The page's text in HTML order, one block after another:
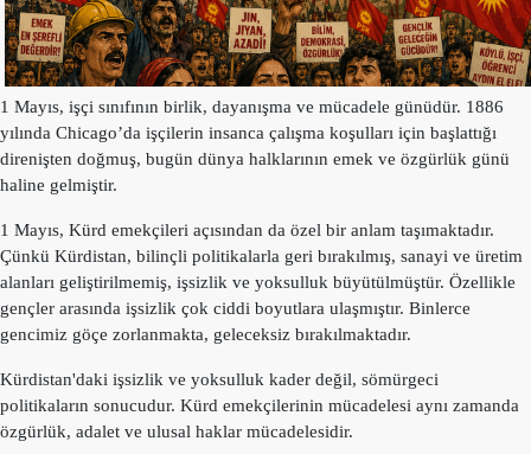
Merkez
Yönetim
Kurulu
Kadın
Kolları
Parti
İl
Örgütleri
Gençlik
Kolları
GÜNDEM
Basından
1 Mayıs, işçi sınıfının birlik, dayanışma ve mücadele günüdür. 1886
yılında Chicago’da işçilerin insanca çalışma koşulları için başlattığı
direnişten doğmuş, bugün dünya halklarının emek ve özgürlük günü
haline gelmiştir.
1 Mayıs, Kürd emekçileri açısından da özel bir anlam taşımaktadır.
Çünkü Kürdistan, bilinçli politikalarla geri bırakılmış, sanayi ve üretim
alanları geliştirilmemiş, işsizlik ve yoksulluk büyütülmüştür. Özellikle
gençler arasında işsizlik çok ciddi boyutlara ulaşmıştır. Binlerce
gencimiz göçe zorlanmakta, geleceksiz bırakılmaktadır.
Kürdistan'daki işsizlik ve yoksulluk kader değil, sömürgeci
politikaların sonucudur. Kürd emekçilerinin mücadelesi aynı zamanda
özgürlük, adalet ve ulusal haklar mücadelesidir.